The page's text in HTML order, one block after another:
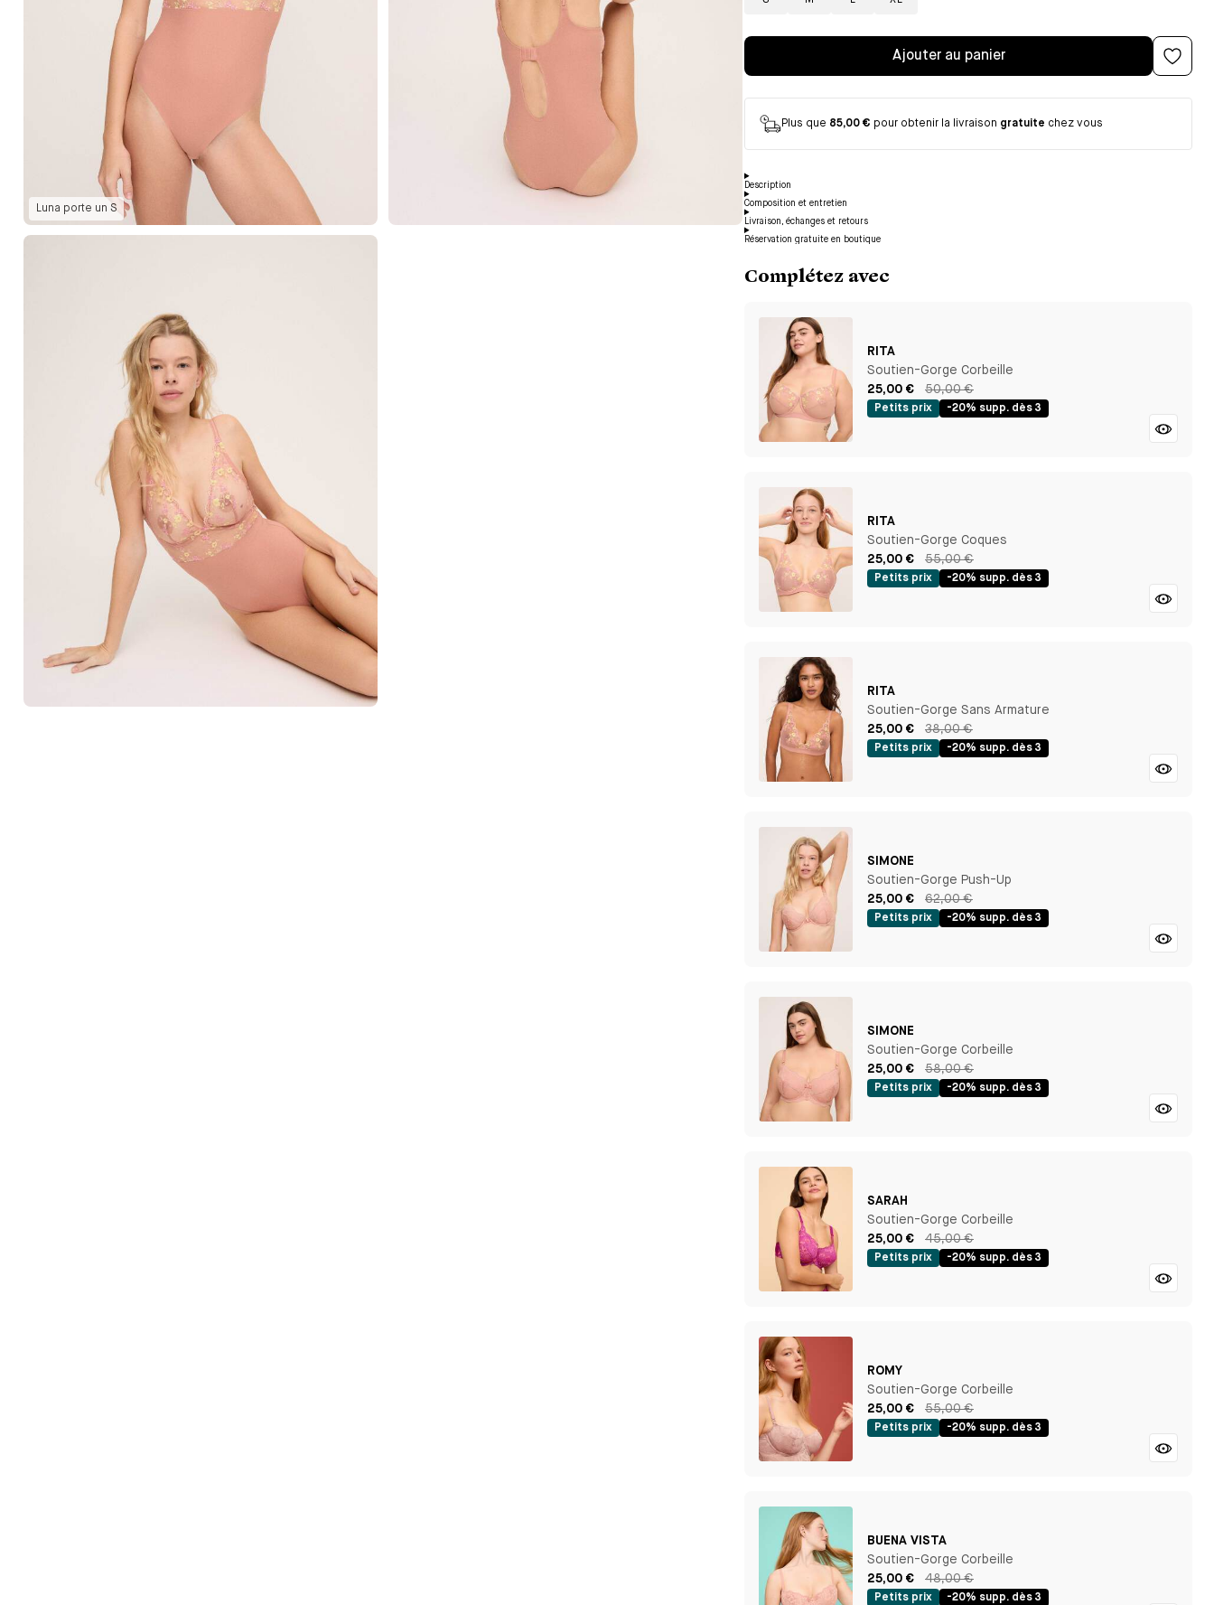
Luna porte un S
Ajouter au panier
Plus que 85,00 € pour obtenir la livraison gratuite chez vous
Description
Composition et entretien
Livraison, échanges et retours
Réservation gratuite en boutique
Complétez avec
RITA
Soutien-Gorge Corbeille
25,00 €
50,00 €
Petits prix -20% supp. dès 3
RITA
Soutien-Gorge Coques
25,00 €
55,00 €
Petits prix -20% supp. dès 3
RITA
Soutien-Gorge Sans Armature
25,00 €
38,00 €
Petits prix -20% supp. dès 3
SIMONE
Soutien-Gorge Push-Up
25,00 €
62,00 €
Petits prix -20% supp. dès 3
SIMONE
Soutien-Gorge Corbeille
25,00 €
58,00 €
Petits prix -20% supp. dès 3
SARAH
Soutien-Gorge Corbeille
25,00 €
45,00 €
Petits prix -20% supp. dès 3
ROMY
Soutien-Gorge Corbeille
25,00 €
55,00 €
Petits prix -20% supp. dès 3
BUENA VISTA
Soutien-Gorge Corbeille
25,00 €
48,00 €
Petits prix -20% supp. dès 3